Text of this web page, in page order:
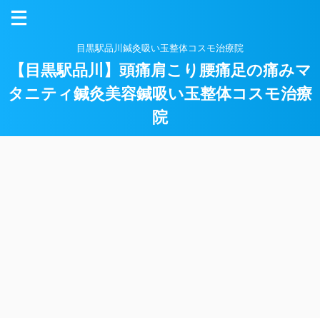
目黒駅品川鍼灸吸い玉整体コスモ治療院
【目黒駅品川】頭痛肩こり腰痛足の痛みマ
タニティ鍼灸美容鍼吸い玉整体コスモ治療
院